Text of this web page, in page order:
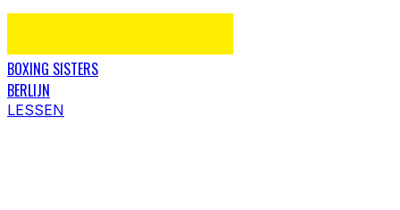
BOXING SISTERS
BERLIJN
LESSEN